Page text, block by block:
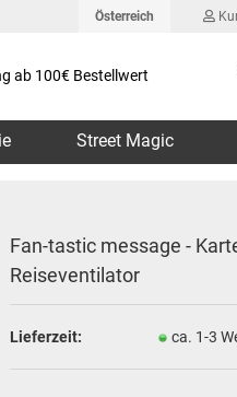
Österreich
ab 100€ Bestellwert
Street Magic
Fan-tastic message -
Reiseventilator
Lieferzeit: ca. 1-3